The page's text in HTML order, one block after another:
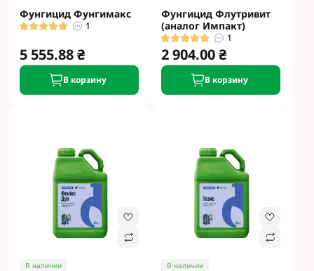
Фунгицид Фунгимакс
1
5 555.88 ₴
В корзину
Фунгицид Флутривит
(аналог Импакт)
1
2 904.00 ₴
В корзину
В наличии В наличии